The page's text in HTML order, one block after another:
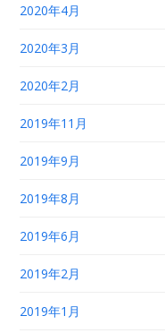
2020年4月
2020年3月
2020年2月
2019年11月
2019年9月
2019年8月
2019年6月
2019年2月
2019年1月